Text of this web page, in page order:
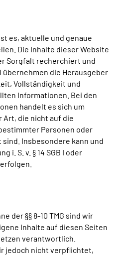
es, aktuelle und genaue
Die Inhalte dieser Website
Sorgfalt recherchiert und
die Herausgeber
Vollständigkeit und
Informationen. Bei den
handelt es sich um
Art, die nicht auf die
Personen oder
Insbesondere kann und
i. S. v. § 14 SGB I oder
der§§ 8-10 TMG sind wir
Inhalte auf diesen Seiten
verantwortlich.
jedoch nicht verpflichtet,